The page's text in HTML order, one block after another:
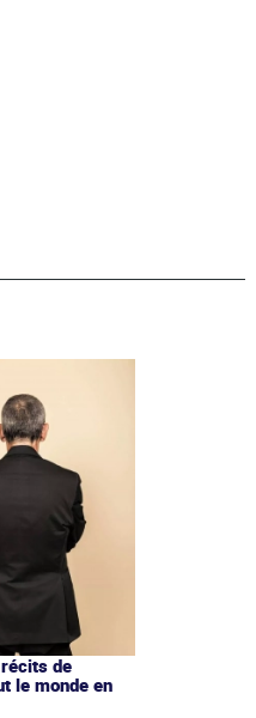
de
le monde en